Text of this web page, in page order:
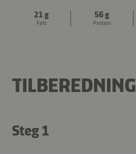
21 g
Fett
56 g
Protein
TILBEREDNING
Steg 1